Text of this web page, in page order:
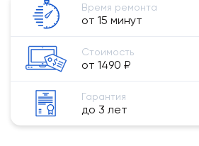
Время ремонта
от 15 минут
Стоимость
от 1490 ₽
Гарантия
до 3 лет